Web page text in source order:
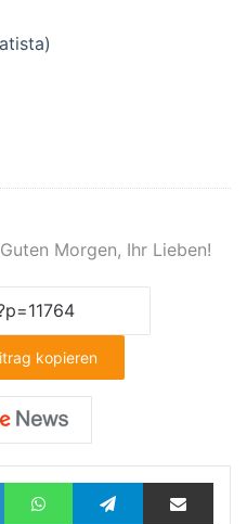
Morgen, Ihr Lieben!
kopieren
LinkedInWhatsAppTelegramTeilen via E-Mail